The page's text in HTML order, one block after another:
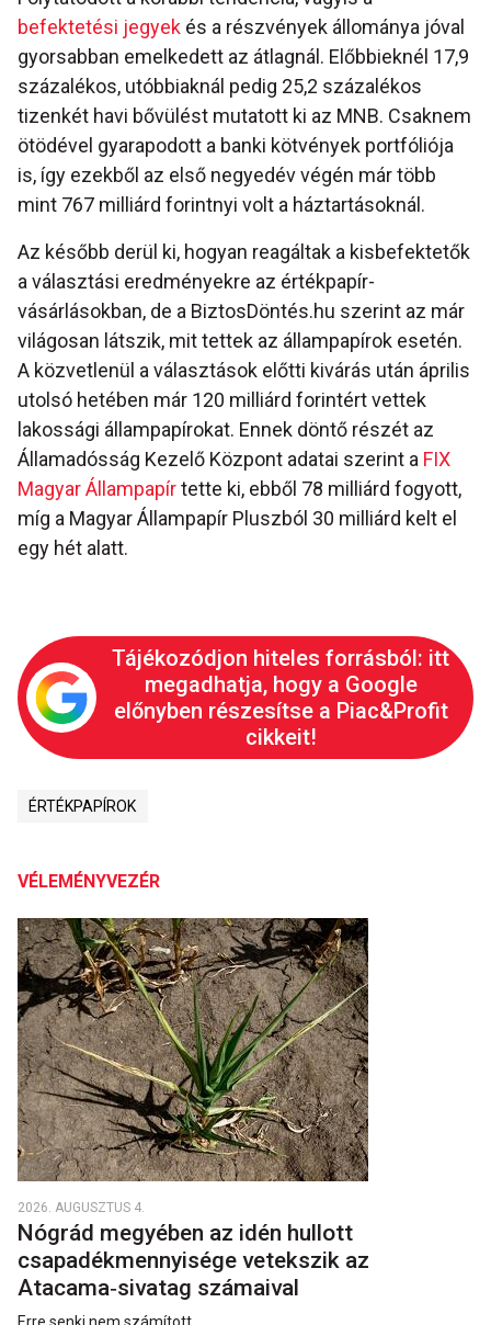
befektetési jegyek és a részvények állománya jóval
gyorsabban emelkedett az átlagnál. Előbbieknél 17,9
százalékos, utóbbiaknál pedig 25,2 százalékos
tizenkét havi bővülést mutatott ki az MNB. Csaknem
ötödével gyarapodott a banki kötvények portfóliója
is, így ezekből az első negyedév végén már több
mint 767 milliárd forintnyi volt a háztartásoknál.
Az később derül ki, hogyan reagáltak a kisbefektetők
a választási eredményekre az értékpapír-
vásárlásokban, de a BiztosDöntés.hu szerint az már
világosan látszik, mit tettek az állampapírok esetén.
A közvetlenül a választások előtti kivárás után április
utolsó hetében már 120 milliárd forintért vettek
lakossági állampapírokat. Ennek döntő részét az
Államadósság Kezelő Központ adatai szerint a FIX
Magyar Állampapírtette ki, ebből 78 milliárd fogyott,
míg a Magyar Állampapír Pluszból 30 milliárd kelt el
egy hét alatt.
Tájékozódjon hiteles forrásból: itt
megadhatja, hogy a Google
előnyben részesítse a Piac&Profit
cikkeit!
ÉRTÉKPAPÍROK
VÉLEMÉNYVEZÉR
2026. AUGUSZTUS 4.
Nógrád megyében az idén hullott
csapadékmennyisége vetekszik az
Atacama‑sivatag számaival